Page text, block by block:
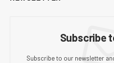
Subscribe
Subscribe to our newsletter